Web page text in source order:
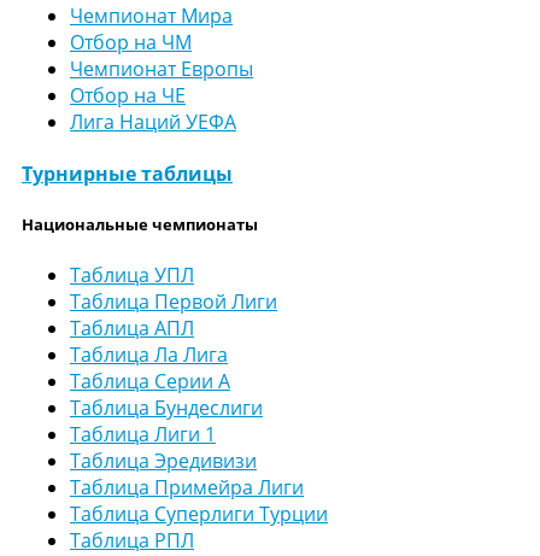
Чемпионат Мира
Отбор на ЧМ
Чемпионат Европы
Отбор на ЧЕ
Лига Наций УЕФА
Турнирные таблицы
Национальные чемпионаты
Таблица УПЛ
Таблица Первой Лиги
Таблица АПЛ
Таблица Ла Лига
Таблица Серии А
Таблица Бундеслиги
Таблица Лиги 1
Таблица Эредивизи
Таблица Примейра Лиги
Таблица Суперлиги Турции
Таблица РПЛ